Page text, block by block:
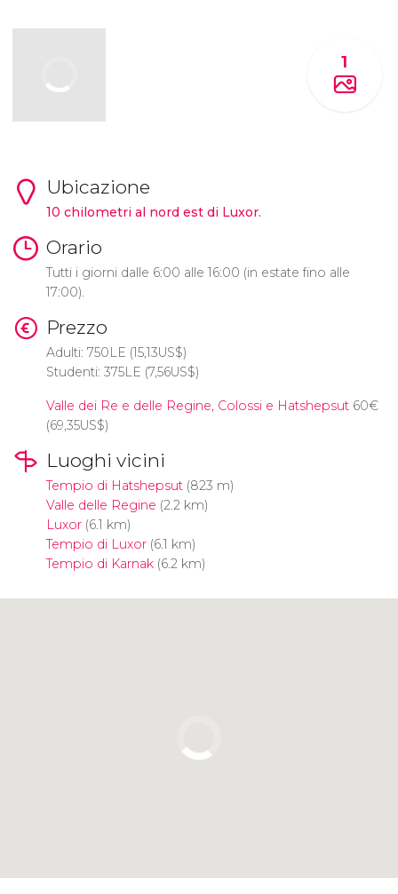
1
Ubicazione
10 chilometri al nord est di Luxor.
Orario
Tutti i giorni dalle 6:00 alle 16:00 (in estate fino alle
17:00).
Prezzo
Adulti: 750LE (15,13US$)
Studenti: 375LE (7,56US$)
Valle dei Re e delle Regine, Colossi e Hatshepsut60€
(69,35US$)
Luoghi vicini
Tempio di Hatshepsut(823 m)
Valle delle Regine (2.2 km)
Luxor(6.1 km)
Tempio di Luxor(6.1 km)
Tempio di Karnak(6.2 km)